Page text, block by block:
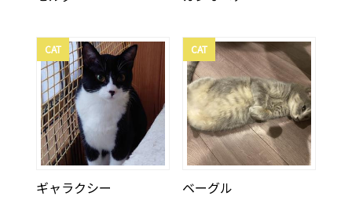
CAT
ギャラクシー
CAT
ベーグル